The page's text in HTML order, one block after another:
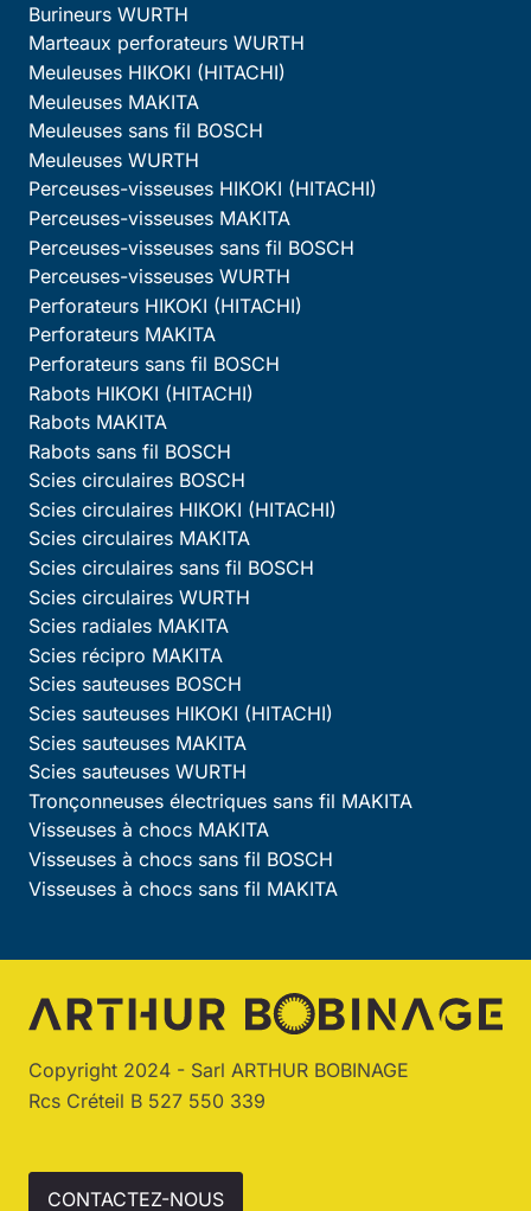
Burineurs WURTH
Marteaux perforateurs WURTH
Meuleuses HIKOKI (HITACHI)
Meuleuses MAKITA
Meuleuses sans fil BOSCH
Meuleuses WURTH
Perceuses-visseuses HIKOKI (HITACHI)
Perceuses-visseuses MAKITA
Perceuses-visseuses sans fil BOSCH
Perceuses-visseuses WURTH
Perforateurs HIKOKI (HITACHI)
Perforateurs MAKITA
Perforateurs sans fil BOSCH
Rabots HIKOKI (HITACHI)
Rabots MAKITA
Rabots sans fil BOSCH
Scies circulaires BOSCH
Scies circulaires HIKOKI (HITACHI)
Scies circulaires MAKITA
Scies circulaires sans fil BOSCH
Scies circulaires WURTH
Scies radiales MAKITA
Scies récipro MAKITA
Scies sauteuses BOSCH
Scies sauteuses HIKOKI (HITACHI)
Scies sauteuses MAKITA
Scies sauteuses WURTH
Tronçonneuses électriques sans fil MAKITA
Visseuses à chocs MAKITA
Visseuses à chocs sans fil BOSCH
Visseuses à chocs sans fil MAKITA
Copyright 2024 - Sarl ARTHUR BOBINAGE
Rcs Créteil B 527 550 339
CONTACTEZ-NOUS